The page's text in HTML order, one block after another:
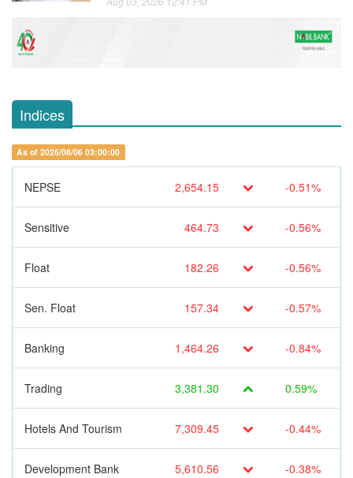
Indices
As of 2026/08/06 03:00:00
NEPSE 2,654.15 -0.51%
Sensitive 464.73 -0.56%
Float 182.26 -0.56%
Sen. Float 157.34 -0.57%
Banking 1,464.26 -0.84%
Trading 3,381.30 0.59%
Hotels And Tourism 7,309.45 -0.44%
Development Bank 5,610.56 -0.38%